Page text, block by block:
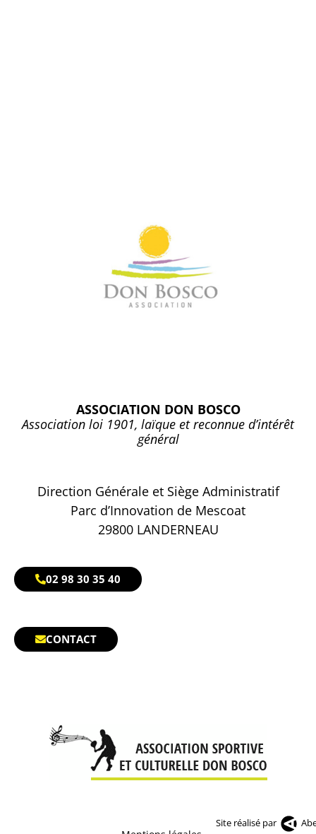
ASSOCIATION DON BOSCO
Association loi 1901, laïque et reconnue d’intérêt
général
Direction Générale et Siège Administratif
Parc d’Innovation de Mescoat
29800 LANDERNEAU
02 98 30 35 40
CONTACT
Site réalisé par